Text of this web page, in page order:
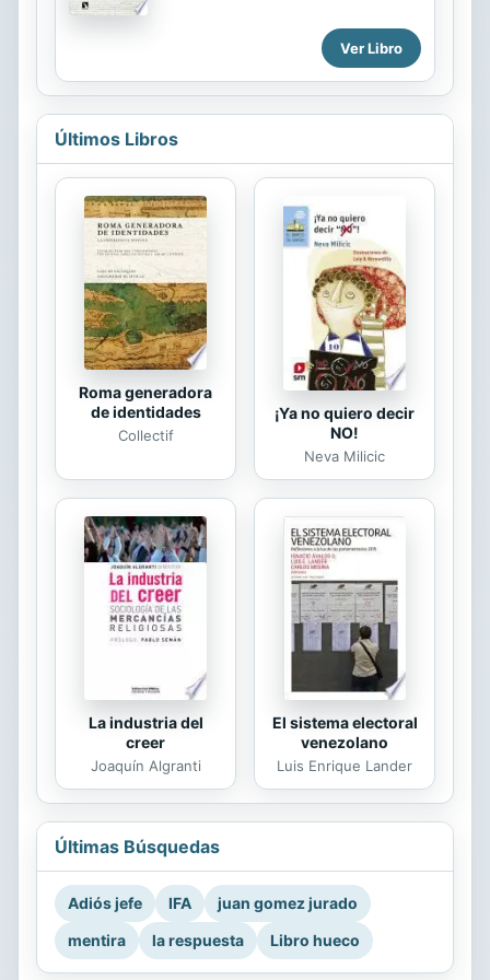
desde la financiación pública o el
funcionamiento del mercado
publicitario hasta los canales por
son los más caros del mundo.
Aunque parezca sorprendente, este
no es un fenómeno exclusivo de
Nueva York. Uno tras otro, los
han ido cambiado. Donde había
comercios tradicionales ahora se
amontonan tiendas alternativas y
donde vivían las personas más
excluidas ahora se congregan
artistas y ejecutivos. Ante estos
cambios, algunos hablan de
regeneración urbana y otros, en
cambio, lo llaman gentrificación....
Ver Libro
Últimos Libros
Roma generadora
de identidades
Collectif
¡Ya no quiero decir
NO!
Neva Milicic
La industria del
creer
Joaquín Algranti
El sistema electoral
venezolano
Luis Enrique Lander
Últimas Búsquedas
Adiós jefe IFA
juan gomez jurado
mentira
la respuesta Libro hueco